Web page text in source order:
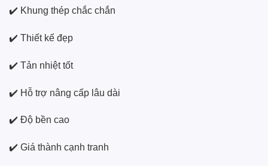
✔️ Khung thép chắc chắn
✔️ Thiết kế đẹp
✔️ Tản nhiệt tốt
✔️ Hỗ trợ nâng cấp lâu dài
✔️ Độ bền cao
✔️ Giá thành cạnh tranh